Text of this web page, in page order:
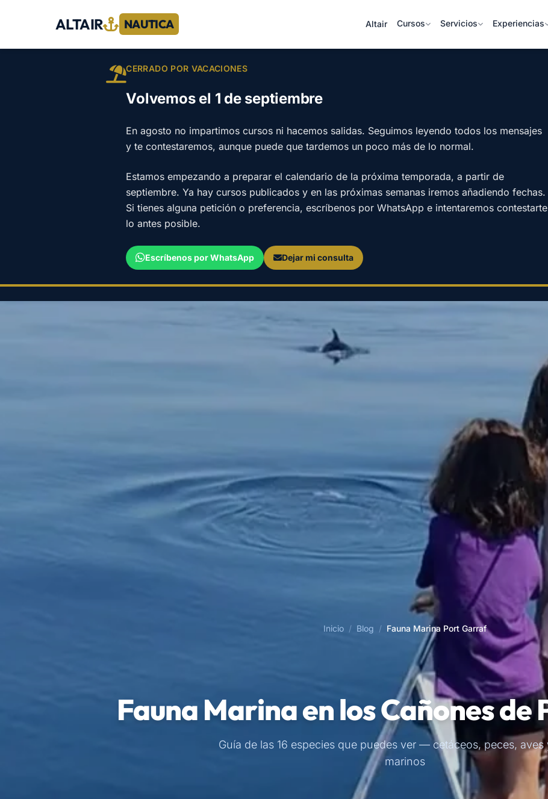
ALTAIR NAUTICA Altair Cursos Servicios Experiencias
CERRADO POR VACACIONES
Volvemos el 1 de septiembre
En agosto no impartimos cursos ni hacemos salidas. Seguimos leyendo todos los mensajes
y te contestaremos, aunque puede que tardemos un poco más de lo normal.
Estamos empezando a preparar el calendario de la próxima temporada, a partir de
septiembre. Ya hay cursos publicados y en las próximas semanas iremos añadiendo fechas.
Si tienes alguna petición o preferencia, escríbenos por WhatsApp e intentaremos contestarte
lo antes posible.
Escríbenos por WhatsApp Dejar mi consulta
Inicio / Blog / Fauna Marina Port Garraf
Fauna Marina en los Cañones
Guía de las 16 especies que puedes ver — cetáceos, peces, aves
marinos